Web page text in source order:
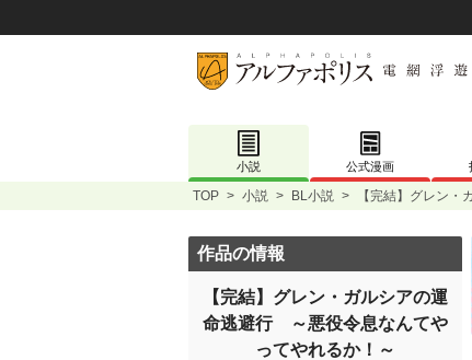
小説 公式漫画
TOP > 小説 > BL小説 > 【完結】グレン
作品の情報
【完結】グレン・ガルシアの運
命逃避行 ～悪役令息なんてや
ってやれるか！～